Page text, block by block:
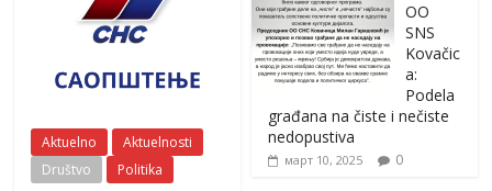
Aktuelno
Aktuelnosti
Društvo
Politika
OO
SNS
Kovačic
a:
Podela
građana na čiste i nečiste
nedopustiva
март 10, 2025 0